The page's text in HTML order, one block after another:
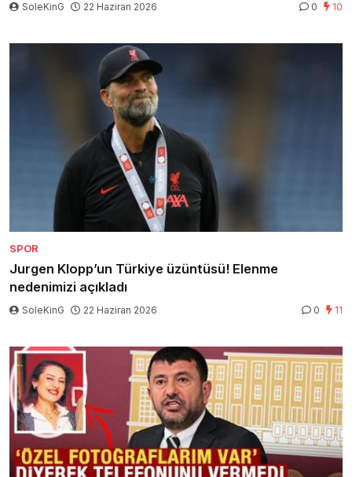
SoleKinG 22 Haziran 2026 0 10
SPOR
Jurgen Klopp’un Türkiye üzüntüsü! Elenme
nedenimizi açıkladı
SoleKinG 22 Haziran 2026 0 11